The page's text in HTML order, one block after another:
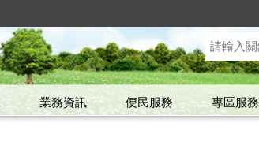
業務資訊 便民服務
專區服務